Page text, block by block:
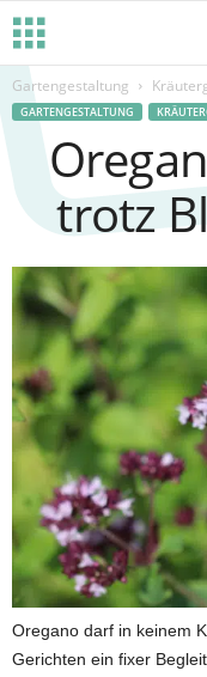
Gartengestaltung
GARTENGESTALTUNG
trotz
Oregano darf in keinem
Gerichten ein fixer